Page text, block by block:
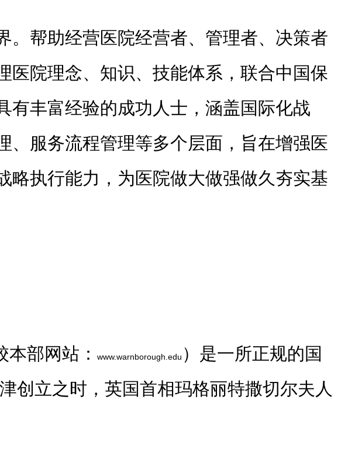
。帮助经营医院经营者、管理者、决策者
医院理念、知识、技能体系，联合中国保
有丰富经验的成功人士，涵盖国际化战
、服务流程管理等多个层面，旨在增强医
略执行能力，为医院做大做强做久夯实基
部网站：
www.warnborough.edu ）是一所正规的国
创立之时，英国首相玛格丽特撒切尔夫人